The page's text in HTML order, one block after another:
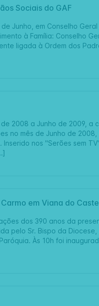
Sociais do GAF
Junho, em Conselho
à Família: Conselho
ligada à Ordem dos
2008 a Junho de 2009,
no mês de Junho de
Inserido nos "Serões sem
em Viana do
dos 390 anos da
pelo Sr. Bispo da
Às 10h foi